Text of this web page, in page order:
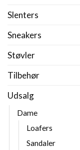
Slenters
Sneakers
Støvler
Tilbehør
Udsalg
Dame
Loafers
Sandaler